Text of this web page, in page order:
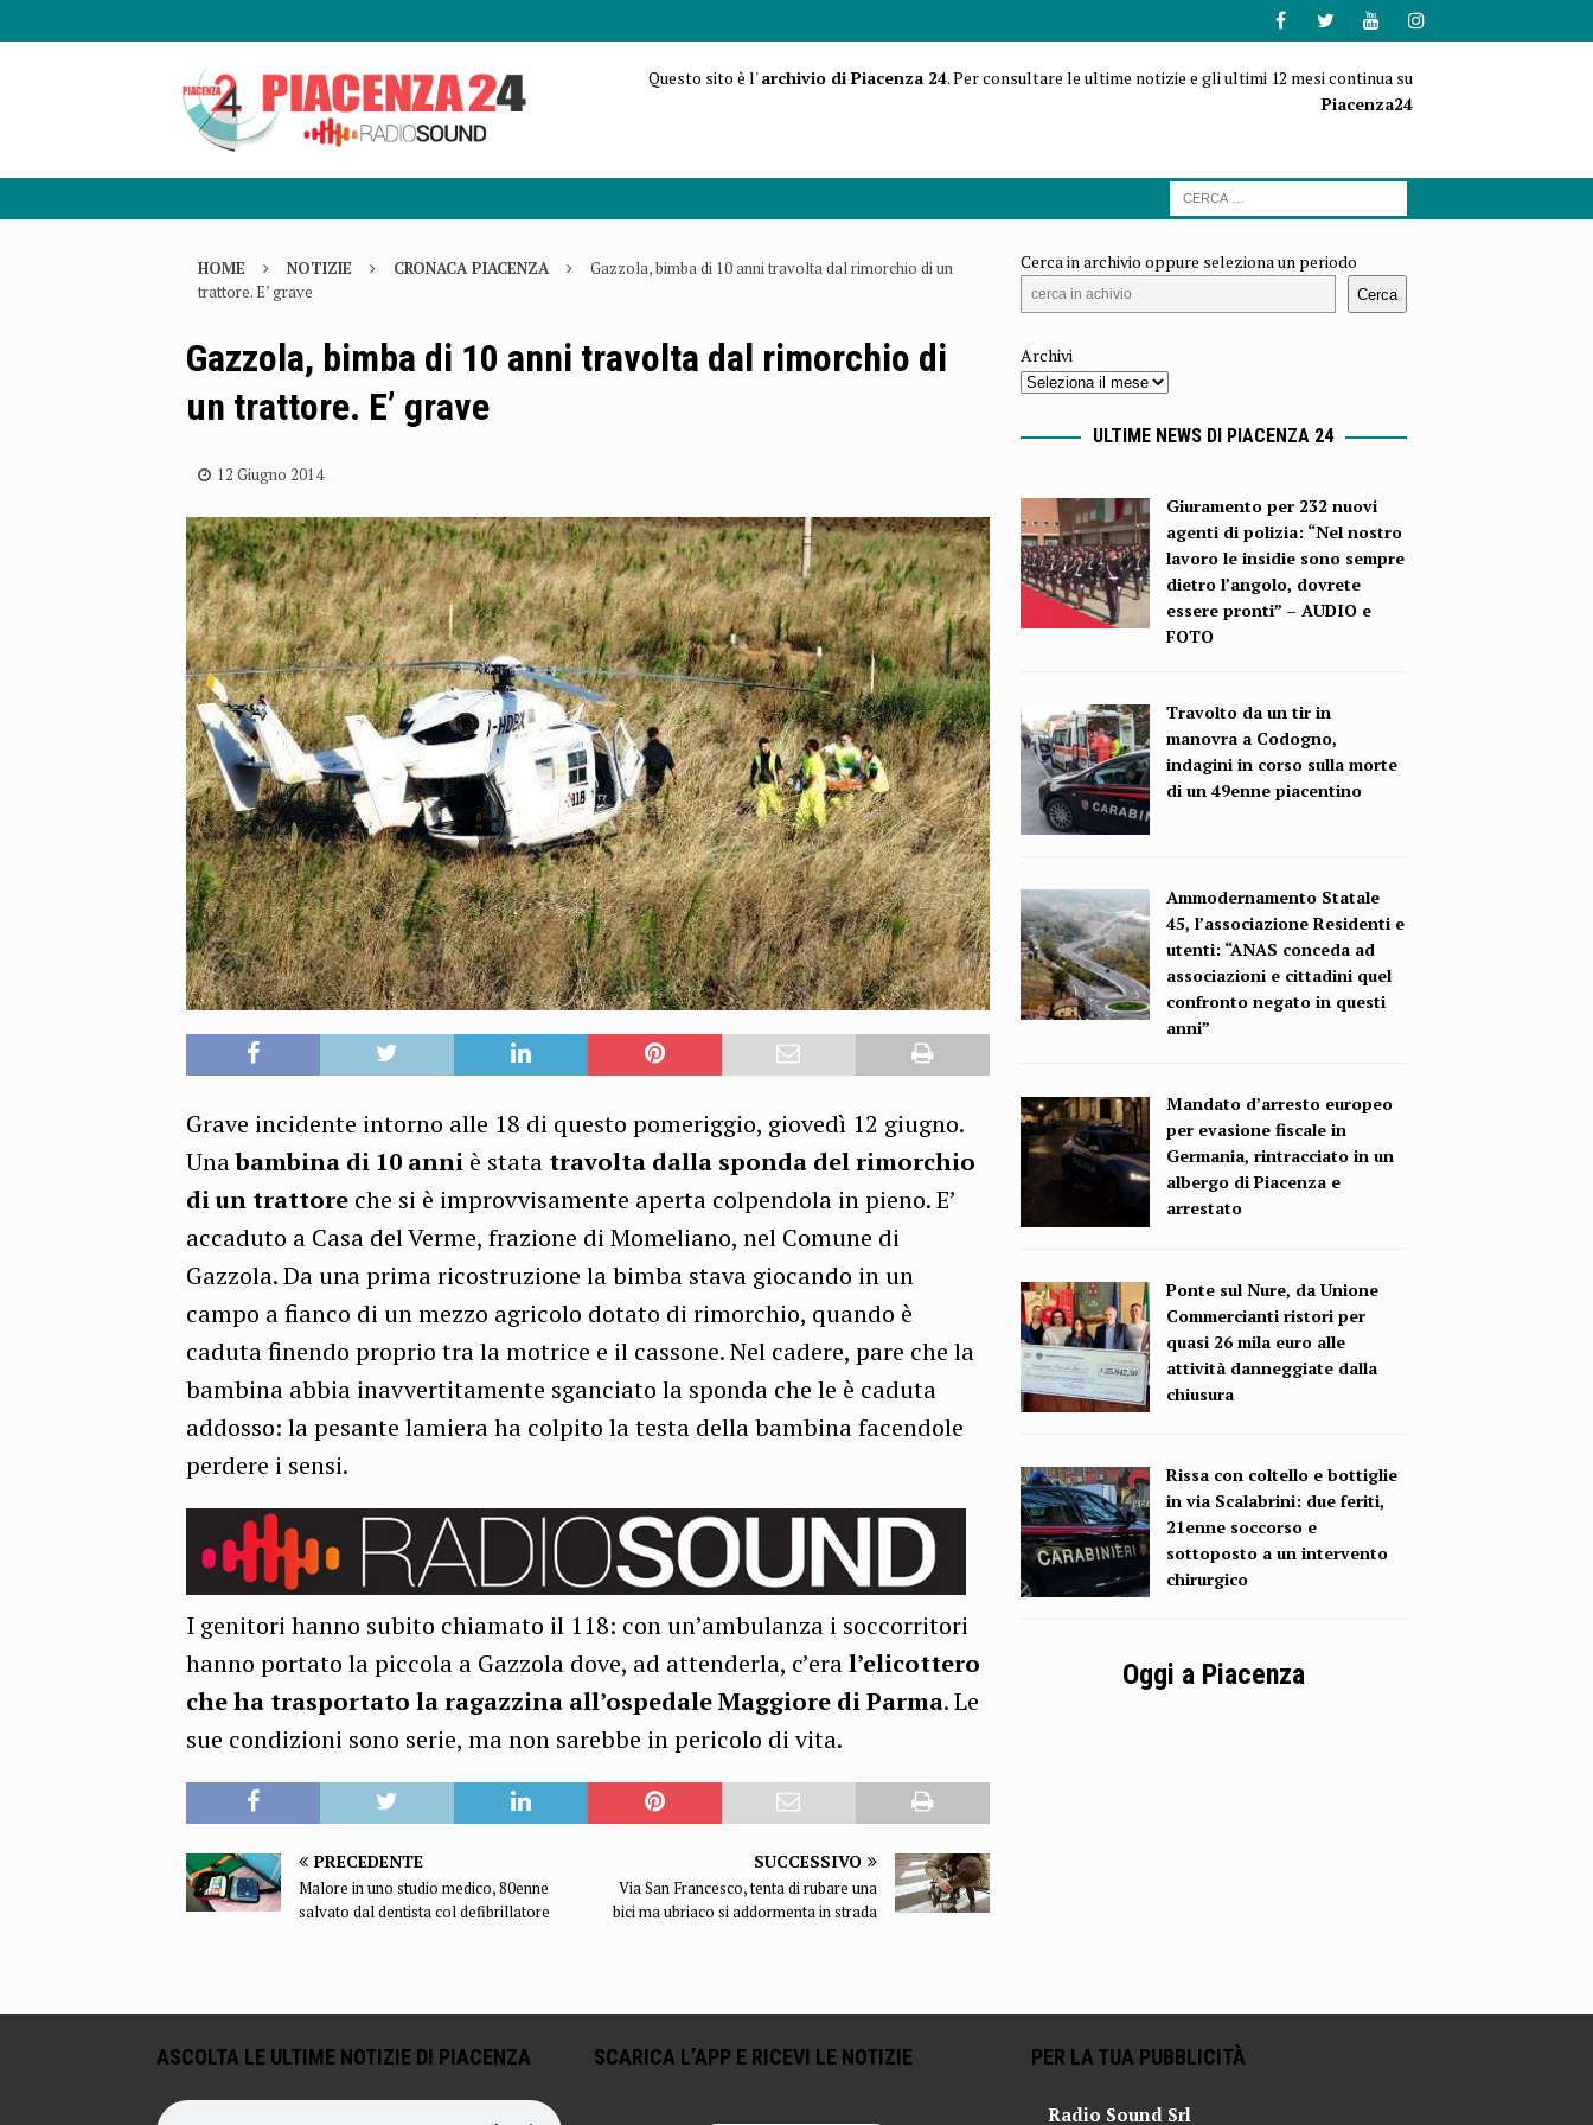
Questo sito è l'archivio di Piacenza 24. Per consultare le ultime notizie e gli ultimi 12 mesi continua su
Piacenza24
HOME NOTIZIE CRONACA PIACENZA
Gazzola, bimba di 10 anni travolta dal rimorchio di un
trattore. E’ grave
Gazzola, bimba di 10 anni travolta dal rimorchio di
un trattore. E’ grave
12 Giugno 2014
Grave incidente intorno alle 18 di questo pomeriggio, giovedì 12 giugno.
Unabambina di 10 anni è stata travolta dalla sponda del rimorchio
di un trattore che si è improvvisamente aperta colpendola in pieno. E’
accaduto a Casa del Verme, frazione di Momeliano, nel Comune di
Gazzola. Da una prima ricostruzione la bimba stava giocando in un
campo a fianco di un mezzo agricolo dotato di rimorchio, quando è
caduta finendo proprio tra la motrice e il cassone. Nel cadere, pare che la
bambina abbia inavvertitamente sganciato la sponda che le è caduta
addosso: la pesante lamiera ha colpito la testa della bambina facendole
perdere i sensi.
I genitori hanno subito chiamato il 118: con un’ambulanza i soccorritori
hanno portato la piccola a Gazzola dove, ad attenderla, c’eral’elicottero
che ha trasportato la ragazzina all’ospedale Maggiore di Parma. Le
sue condizioni sono serie, ma non sarebbe in pericolo di vita.
PRECEDENTE
Malore in uno studio medico, 80enne
salvato dal dentista col defibrillatore
SUCCESSIVO
Via San Francesco, tenta di rubare una
bici ma ubriaco si addormenta in strada
Cerca in archivio oppure seleziona un periodo
Cerca
Archivi
ULTIME NEWS DI PIACENZA 24
Giuramento per 232 nuovi
agenti di polizia: “Nel nostro
lavoro le insidie sono sempre
dietro l’angolo, dovrete
essere pronti” – AUDIO e
FOTO
Travolto da un tir in
manovra a Codogno,
indagini in corso sulla morte
di un 49enne piacentino
Ammodernamento Statale
45, l’associazione Residenti e
utenti: “ANAS conceda ad
associazioni e cittadini quel
confronto negato in questi
anni”
Mandato d’arresto europeo
per evasione fiscale in
Germania, rintracciato in un
albergo di Piacenza e
arrestato
Ponte sul Nure, da Unione
Commercianti ristori per
quasi 26 mila euro alle
attività danneggiate dalla
chiusura
Rissa con coltello e bottiglie
in via Scalabrini: due feriti,
21enne soccorso e
sottoposto a un intervento
chirurgico
Oggi a Piacenza
ASCOLTA LE ULTIME NOTIZIE DI PIACENZA SCARICA L’APP E RICEVI LE NOTIZIE PER LA TUA PUBBLICITÀ
Radio Sound Srl